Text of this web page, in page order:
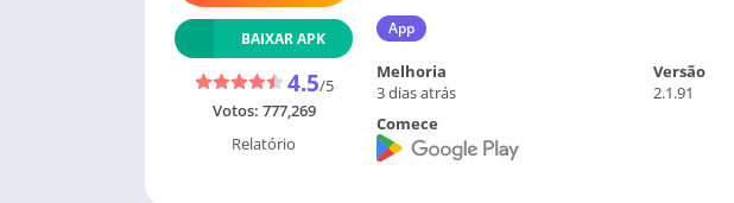
App
BAIXAR APK
4.5/5
Votos: 777,269
Relatório
Melhoria
3 dias atrás
Versão
2.1.91
Comece